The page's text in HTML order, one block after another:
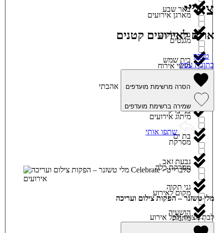
מארגן אירועים
מגנטים
מגשי אירוח
מוזיקה
מיתוג אירועים
מסרקת
מסרקת כלה
מקום לאירוע
מתנות
באר שבע
בית חלקיה
בית שמש
ביתר עילית
בני ברק
בת ים
גבעת זאב
גני תקוה
הושעיה
צא”י
אולם לאירועים קטנים
טלפון
כתובת עסק
הסרה מרשימת מועדפים
שמירה ברשימת מועדפים
אהבתי
שתפו אותי
מלי טשזנר – הפקות צילום ועריכה
לבת מצווה ולכל אירוע